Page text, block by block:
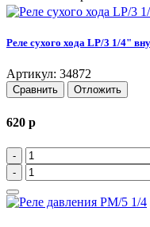
Реле сухого хода LP/3 1/4"
Артикул: 34872
Сравнить Отложить
620 p
-
-